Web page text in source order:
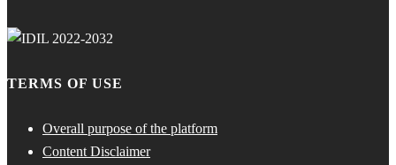
TERMS OF USE
Overall purpose of the platform
Content Disclaimer